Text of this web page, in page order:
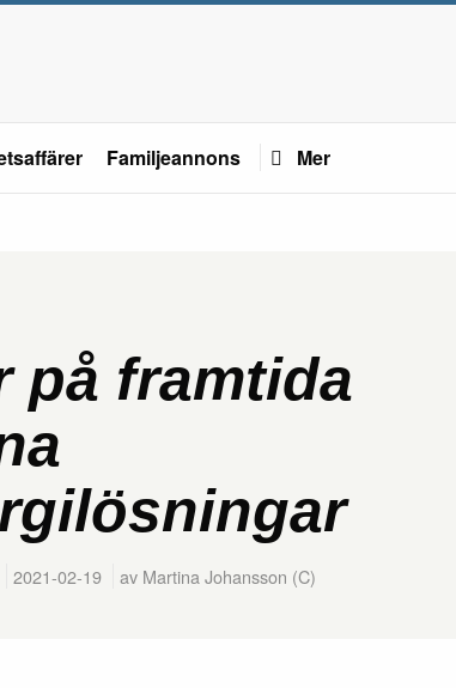
Familjeannons Mer
på framtida
2021-02-19 av Martina Johansson (C)